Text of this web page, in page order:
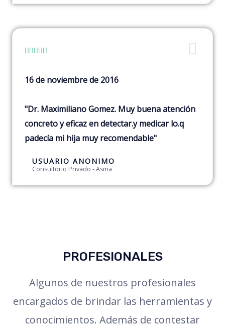
    
16 de noviembre de 2016
"Dr. Maximiliano Gomez. Muy buena atención
concreto y eficaz en detectar.y medicar lo.q
padecía mi hija muy recomendable"
USUARIO ANONIMO
Consultorio Privado - Asma
PROFESIONALES
Algunos de nuestros profesionales
encargados de brindar las herramientas y
conocimientos. Además de contestar